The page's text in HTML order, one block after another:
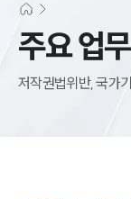
주요 업
저작권법위반, 국가